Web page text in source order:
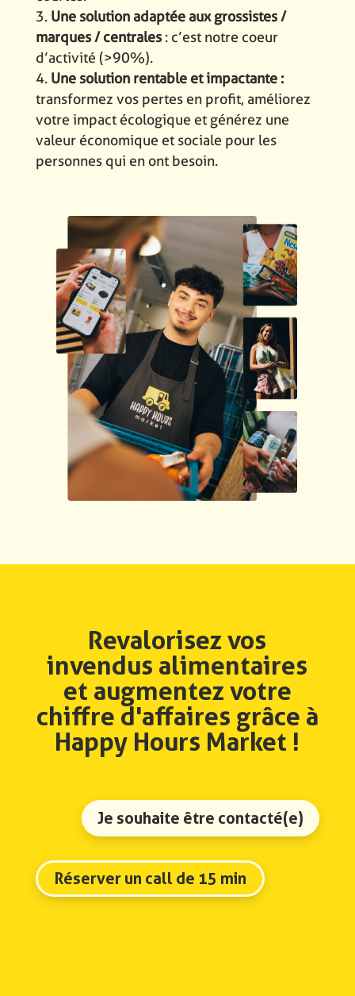
Une solution adaptée aux grossistes /
marques / centrales: c’est notre coeur
d’activité (>90%).
Une solution rentable et impactante :
transformez vos pertes en profit, améliorez
votre impact écologique et générez une
valeur économique et sociale pour les
personnes qui en ont besoin.
Revalorisez vos
invendus alimentaires
et augmentez votre
chiffre d'affaires grâce à
Happy Hours Market !
Je souhaite être contacté(e)
Réserver un call de 15 min